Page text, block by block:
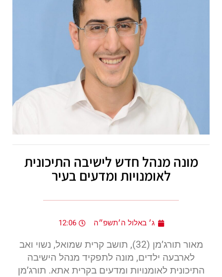
מונה מנהל חדש לישיבה התיכונית
לאומנויות ומדעים בעיר
ג׳ באלול ה׳תשפ״ה 12:06
מאור תורג’מן (32), תושב קרית שמואל, נשוי ואב
לארבעה ילדים, מונה לתפקיד מנהל הישיבה
התיכונית לאומנויות ומדעים בקרית אתא. תורג’מן